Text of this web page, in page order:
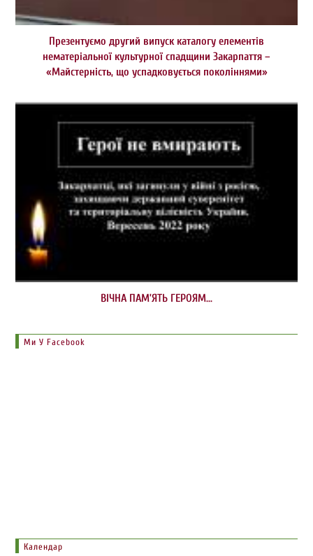
Презентуємо другий випуск каталогу елементів
нематеріальної культурної спадщини Закарпаття –
«Майстерність, що успадковується поколіннями»
ВІЧНА ПАМ’ЯТЬ ГЕРОЯМ…
Ми У Facebook
Календар